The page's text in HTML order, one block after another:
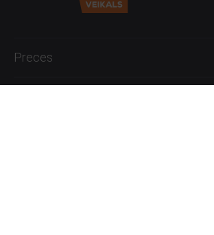
Preces